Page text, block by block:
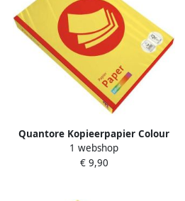
Quantore Kopieerpapier Colour
A4 80gr zwavelgeel 500 vel
1 webshop
€ 9,90